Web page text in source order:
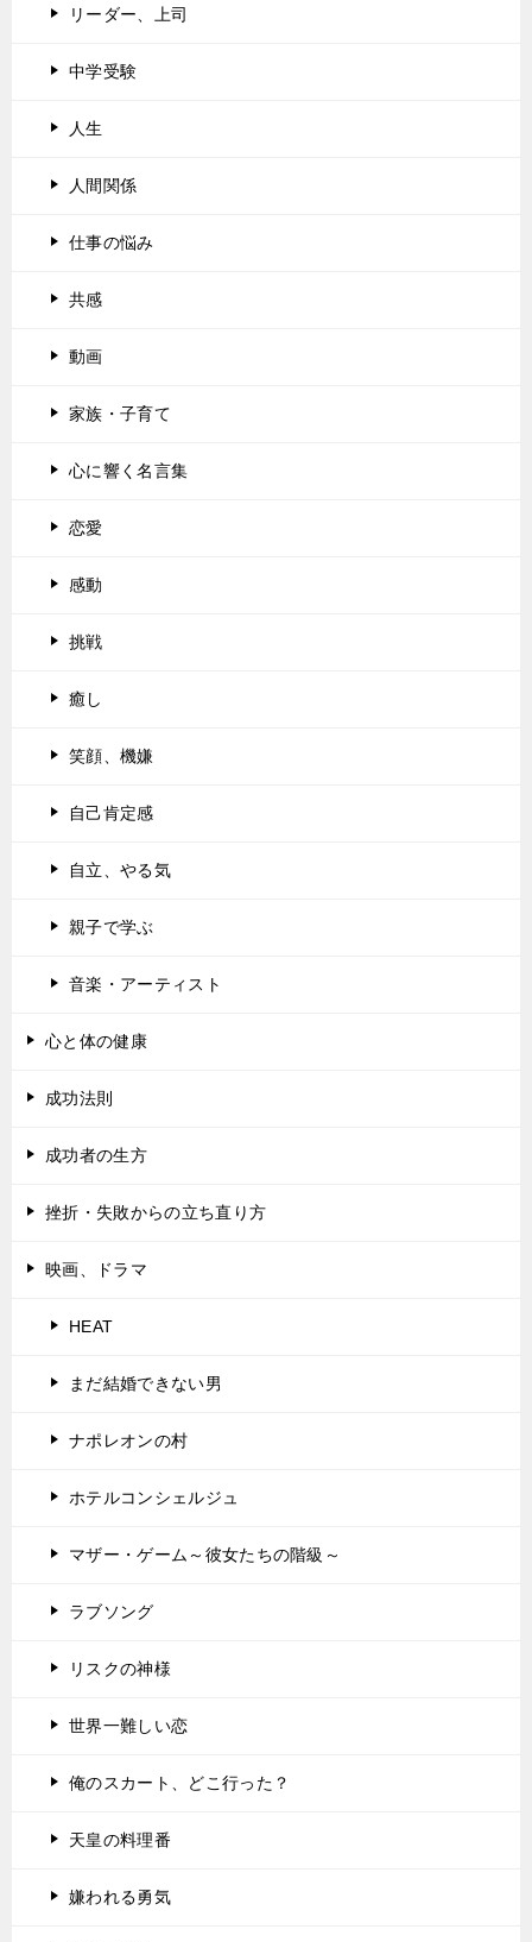
リーダー、上司
中学受験
人生
人間関係
仕事の悩み
共感
動画
家族・子育て
心に響く名言集
恋愛
感動
挑戦
癒し
笑顔、機嫌
自己肯定感
自立、やる気
親子で学ぶ
音楽・アーティスト
心と体の健康
成功法則
成功者の生方
挫折・失敗からの立ち直り方
映画、ドラマ
HEAT
まだ結婚できない男
ナポレオンの村
ホテルコンシェルジュ
マザー・ゲーム～彼女たちの階級～
ラブソング
リスクの神様
世界一難しい恋
俺のスカート、どこ行った？
天皇の料理番
嫌われる勇気